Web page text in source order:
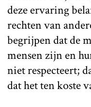
deze ervaring
rechten van
begrijpen dat de
mensen zijn en
niet respecteert;
dat het ten koste